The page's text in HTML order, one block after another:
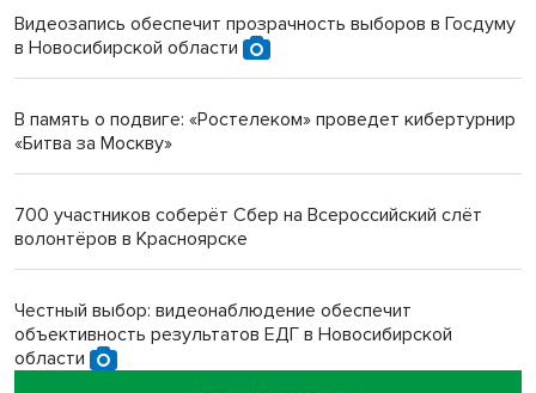
Инвалид получил условный срок за избиение врачей
Видеозапись обеспечит прозрачность выборов в Госдуму
в Новосибирской области
В память о подвиге: «Ростелеком» проведет кибертурнир
«Битва за Москву»
700 участников соберёт Сбер на Всероссийский слёт
волонтёров в Красноярске
Честный выбор: видеонаблюдение обеспечит
объективность результатов ЕДГ в Новосибирской
области